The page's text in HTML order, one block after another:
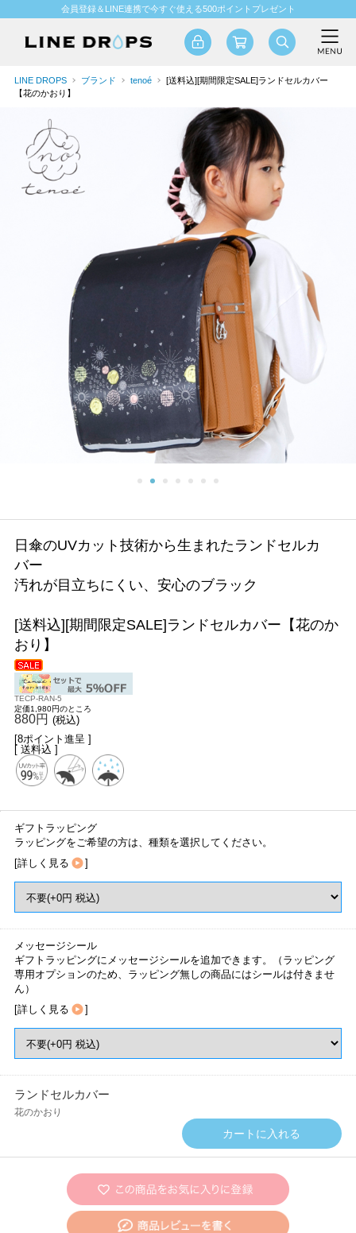
会員登録＆LINE連携で今すぐ使える500ポイントプレゼント
LINE DROPS ブランド tenoé
[送料込][期間限定SALE]ランドセルカバー
【花のかおり】
日傘のUVカット技術から生まれたランドセルカ
バー
汚れが目立ちにくい、安心のブラック
[送料込][期間限定SALE]ランドセルカバー【花のか
おり】
TECP-RAN-5
定価1,980円のところ
880円 (税込)
[8ポイント進呈 ]
[ 送料込 ]
ギフトラッピング
ラッピングをご希望の方は、種類を選択してください。
[詳しく見る ]
メッセージシール
ギフトラッピングにメッセージシールを追加できます。（ラッピング
専用オプションのため、ラッピング無しの商品にはシールは付きませ
ん）
[詳しく見る ]
ランドセルカバー
花のかおり